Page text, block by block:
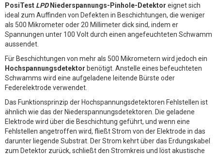
PosiTest LPDNiederspannungs-Pinhole-Detektor eignet sich
ideal zum Auffinden von Defekten in Beschichtungen, die weniger
als 500 Mikrometer oder 20 Millimeter dick sind, indem er
Spannungen unter 100 Volt durch einen angefeuchteten Schwamm
aussendet.
Für Beschichtungen von mehr als 500 Mikrometern wird jedoch ein
Hochspannungsdetektor benötigt. Anstelle eines befeuchteten
Schwamms wird eine aufgeladene leitende Bürste oder
Federelektrode verwendet.
Das Funktionsprinzip der Hochspannungsdetektoren Fehlstellen ist
ähnlich wie das der Niederspannungsdetektoren. Die geladene
Elektrode wird über die Beschichtung geführt, und wenn eine
Fehlstellen angetroffen wird, fließt Strom von der Elektrode in das
darunter liegende Substrat. Der Strom kehrt über das Erdungskabel
zum Detektor zurück, schließt den Stromkreis und löst akustische